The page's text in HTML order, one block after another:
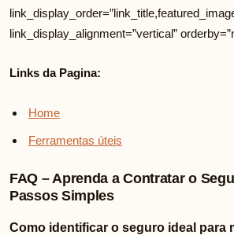
link_display_alignment=”vertical”
Links da Pagina:
Home
Ferramentas úteis
FAQ – Aprenda a Contratar o
Passos Simples
Como identificar o seguro ideal para